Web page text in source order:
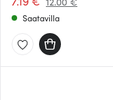
Saatavilla